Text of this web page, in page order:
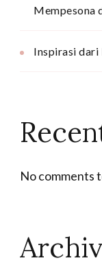
Mempesona
Inspirasi dari
No comments